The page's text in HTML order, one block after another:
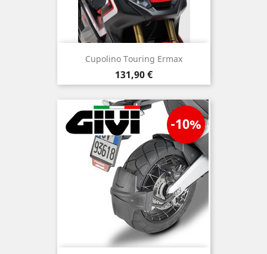
Cupolino Touring Ermax
Prezzo
131,90 €
-10%